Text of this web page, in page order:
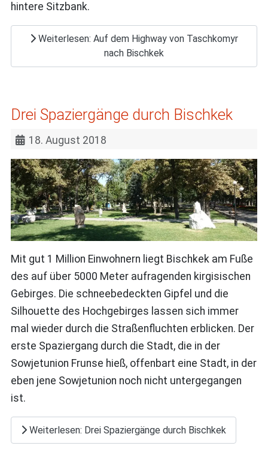
hintere Sitzbank.
Weiterlesen: Auf dem Highway von Taschkomyr
nach Bischkek
Drei Spaziergänge durch Bischkek
18. August 2018
Mit gut 1 Million Einwohnern liegt Bischkek am Fuße
des auf über 5000 Meter aufragenden kirgisischen
Gebirges. Die schneebedeckten Gipfel und die
Silhouette des Hochgebirges lassen sich immer
mal wieder durch die Straßenfluchten erblicken. Der
erste Spaziergang durch die Stadt, die in der
Sowjetunion Frunse hieß, offenbart eine Stadt, in der
eben jene Sowjetunion noch nicht untergegangen
ist.
Weiterlesen: Drei Spaziergänge durch Bischkek